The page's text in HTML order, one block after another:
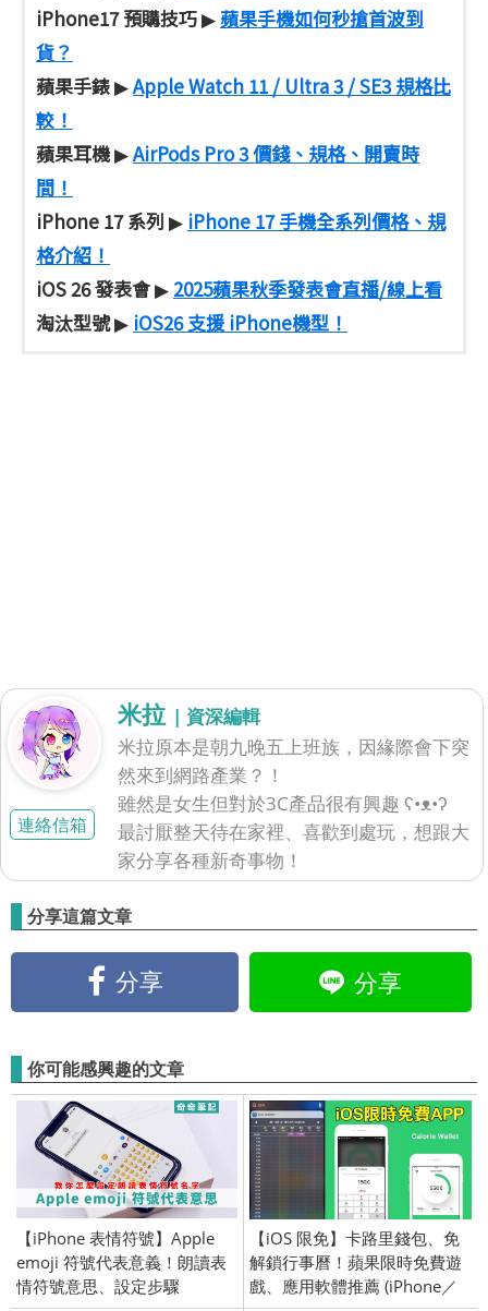
iPhone17 預購技巧▶蘋果手機如何秒搶首波到
貨？
蘋果手錶▶Apple Watch 11 / Ultra 3 / SE3 規格比
較！
蘋果耳機▶AirPods Pro 3 價錢、規格、開賣時
間！
iPhone 17 系列 ▶ iPhone 17 手機全系列價格、規
格介紹！
iOS 26 發表會▶ 2025蘋果秋季發表會直播/線上看
淘汰型號▶ iOS26 支援 iPhone機型！
連絡信箱
米拉 | 資深編輯
米拉原本是朝九晚五上班族，因緣際會下突
然來到網路產業？！
雖然是女生但對於3C產品很有興趣 ʕ•ᴥ•ʔ
最討厭整天待在家裡、喜歡到處玩，想跟大
家分享各種新奇事物！
分享這篇文章
分享 分享
你可能感興趣的文章
【iPhone 表情符號】Apple
emoji 符號代表意義！朗讀表
情符號意思、設定步驟
【iOS 限免】卡路里錢包、免
解鎖行事曆！蘋果限時免費遊
戲、應用軟體推薦 (iPhone／